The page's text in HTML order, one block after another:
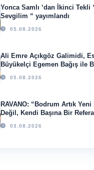
Yonca Samlı ‘dan İkinci Tekli
Sevgilim “ yayımlandı
05.08.2026
Ali Emre Açıkgöz Galimidi,
Büyükelçi Egemen Bağış ile
05.08.2026
RAVANO: “Bodrum Artık Yeni
Değil, Kendi Başına Bir
03.08.2026